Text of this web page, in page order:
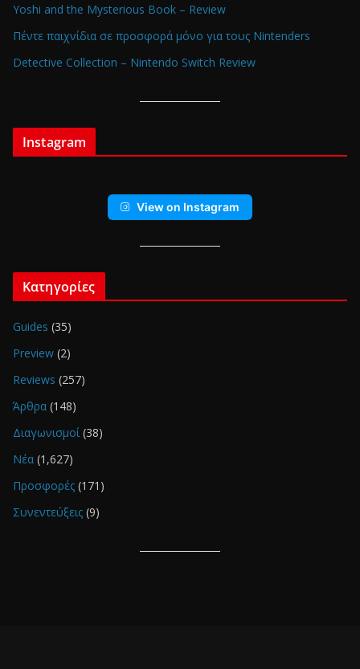
Yoshi and the Mysterious Book – Review
Πέντε παιχνίδια σε προσφορά μόνο για τους Nintenders
Detective Collection – Nintendo Switch Review
Instagram
View on Instagram
Κατηγορίες
Guides (35)
Preview (2)
Reviews (257)
Άρθρα (148)
Διαγωνισμοί(38)
Νέα (1,627)
Προσφορές (171)
Συνεντεύξεις (9)